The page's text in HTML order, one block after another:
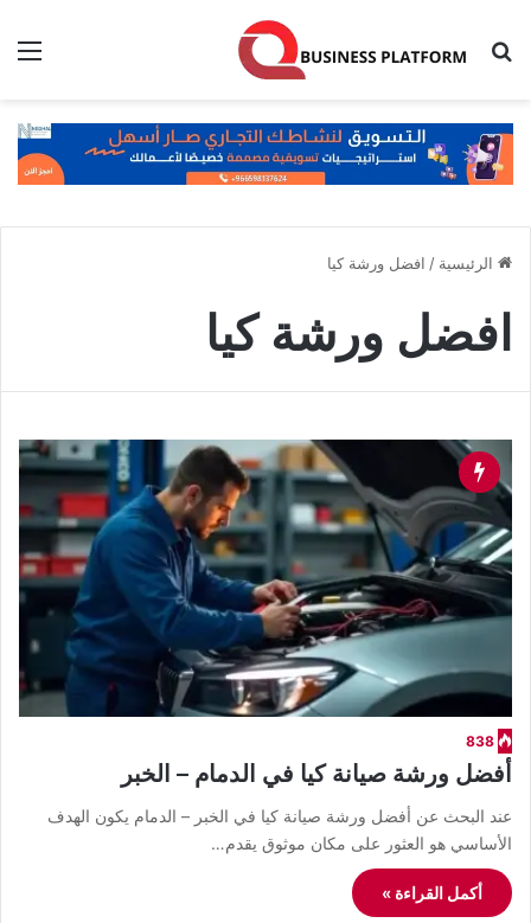
بحث عن
الرئيسية / افضل ورشة كيا
افضل ورشة كيا
838
أفضل ورشة صيانة كيا في الدمام – الخبر
عند البحث عن أفضل ورشة صيانة كيا في الخبر – الدمام يكون الهدف
الأساسي هو العثور على مكان موثوق يقدم…
أكمل القراءة »